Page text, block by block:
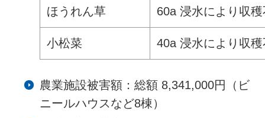
ほうれん草 60a 浸水により収
小松菜 40a 浸水により収
農業施設被害額：総額 8,341,000円（ビ
ニールハウスなど8棟）